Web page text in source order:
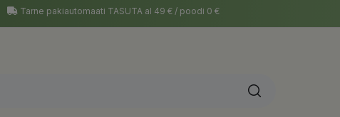
Tarne pakiautomaati TASUTA al 49 € / poodi 0 €